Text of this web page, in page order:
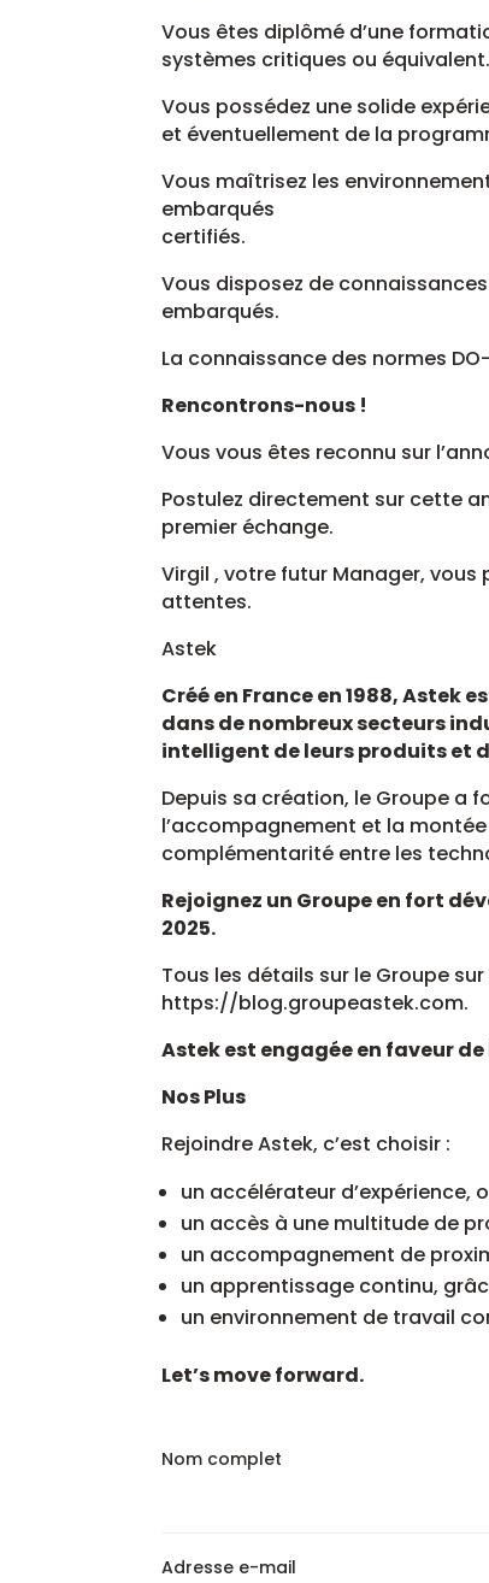
Vous êtes diplômé d’une
systèmes critiques ou équivalent.
Vous possédez une solide
et éventuellement de la
Vous maîtrisez les
embarqués
certifiés.
Vous disposez de
embarqués.
La connaissance des normes
Rencontrons-nous !
Vous vous êtes reconnu sur
Postulez directement sur cette
premier échange.
Virgil , votre futur Manager,
attentes.
Astek
Créé en France en 1988, Astek
dans de nombreux secteurs
intelligent de leurs produits et
Depuis sa création, le Groupe a
l’accompagnement et la
complémentarité entre les
Rejoignez un Groupe en fort
2025.
Tous les détails sur le Groupe
https://blog.groupeastek.com.
Astek est engagée en faveur
Nos Plus
Rejoindre Astek, c’est choisir :
un accélérateur
un accès à une multitude de
un accompagnement de
un apprentissage continu,
un environnement de travail
Let’s move forward.
Nom complet
Adresse e-mail